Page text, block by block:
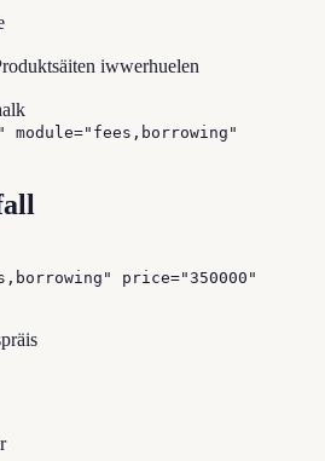
iwwerhuelen
price="350000"